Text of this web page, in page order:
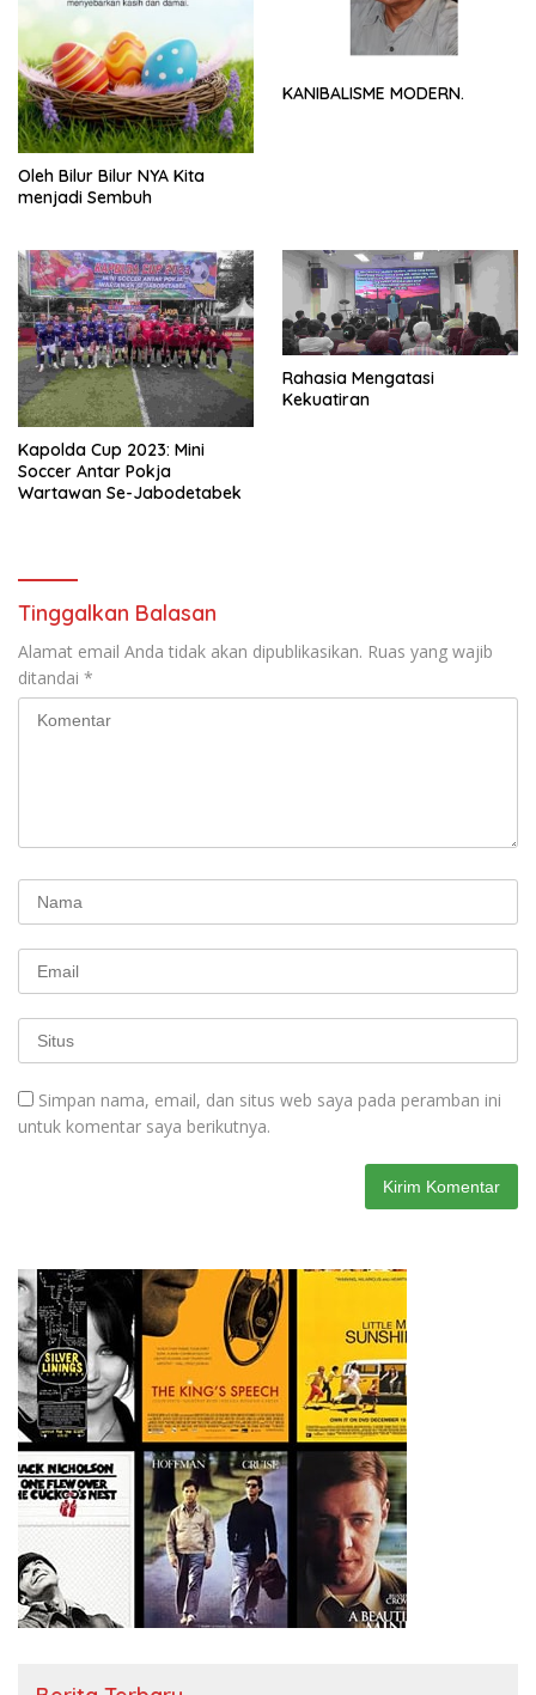
Oleh Bilur Bilur NYA Kita
menjadi Sembuh
KANIBALISME MODERN.
Kapolda Cup 2023: Mini
Soccer Antar Pokja
Wartawan Se-Jabodetabek
Rahasia Mengatasi
Kekuatiran
Tinggalkan Balasan
Alamat email Anda tidak akan dipublikasikan. Ruas yang wajib
ditandai *
Simpan nama, email, dan situs web saya pada peramban ini
untuk komentar saya berikutnya.